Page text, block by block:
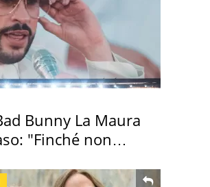
Bunny La Maura
"Finché non